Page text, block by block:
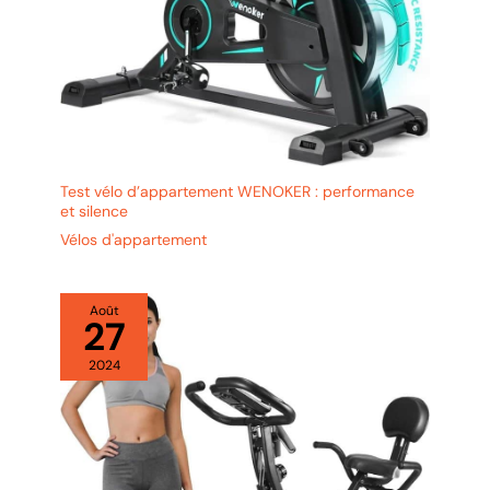
Test vélo d’appartement WENOKER : performance
et silence
Vélos d'appartement
Août
27
2024